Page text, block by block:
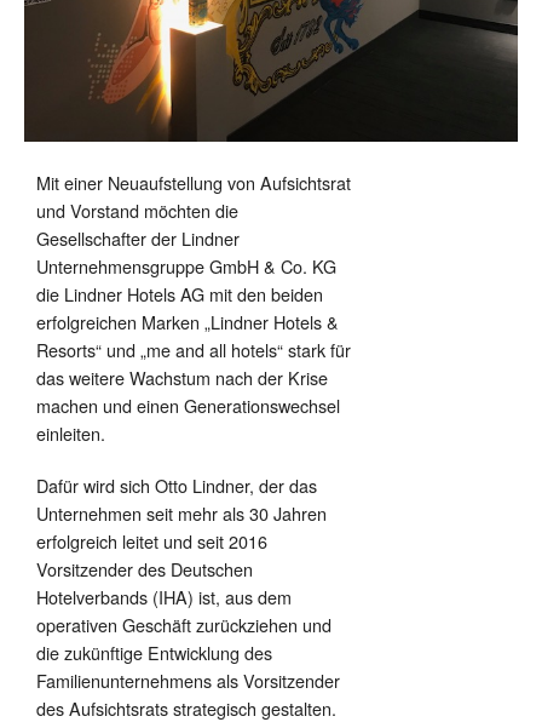
Mit einer Neuaufstellung von Aufsichtsrat
und Vorstand möchten die
Gesellschafter der Lindner
Unternehmensgruppe GmbH & Co. KG
die Lindner Hotels AG mit den beiden
erfolgreichen Marken „Lindner Hotels &
Resorts“ und „me and all hotels“ stark für
das weitere Wachstum nach der Krise
machen und einen Generationswechsel
einleiten.
Dafür wird sich Otto Lindner, der das
Unternehmen seit mehr als 30 Jahren
erfolgreich leitet und seit 2016
Vorsitzender des Deutschen
Hotelverbands (IHA) ist, aus dem
operativen Geschäft zurückziehen und
die zukünftige Entwicklung des
Familienunternehmens als Vorsitzender
des Aufsichtsrats strategisch gestalten.